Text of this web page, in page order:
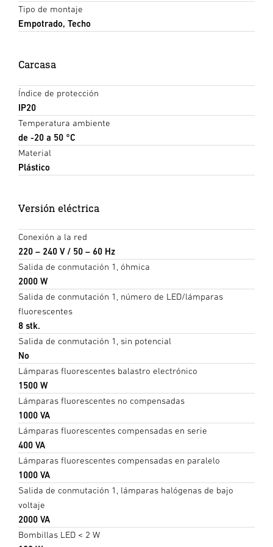
Tipo de montaje
Empotrado, Techo
Carcasa
Índice de protección
IP20
Temperatura ambiente
de -20 a 50 °C
Material
Plástico
Versión eléctrica
Conexión a la red
220 – 240 V / 50 – 60 Hz
Salida de conmutación 1, óhmica
2000 W
Salida de conmutación 1, número de LED/lámparas
fluorescentes
8 stk.
Salida de conmutación 1, sin potencial
No
Lámparas fluorescentes balastro electrónico
1500 W
Lámparas fluorescentes no compensadas
1000 VA
Lámparas fluorescentes compensadas en serie
400 VA
Lámparas fluorescentes compensadas en paralelo
1000 VA
Salida de conmutación 1, lámparas halógenas de bajo
voltaje
2000 VA
Bombillas LED < 2 W